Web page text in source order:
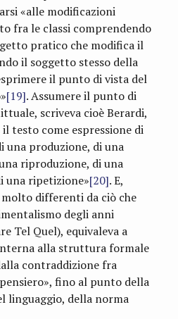
«alle modificazioni
fra le classi comprendendo
pratico che modifica il
il soggetto stesso della
il punto di vista del
[19]. Assumere il punto di
scriveva cioè Berardi,
testo come espressione di
una produzione, di una
riproduzione, di una
una ripetizione»[20]. E,
differenti da ciò che
degli anni
Tel Quel), equivaleva a
alla struttura formale
contraddizione fra
fino al punto della
linguaggio, della norma